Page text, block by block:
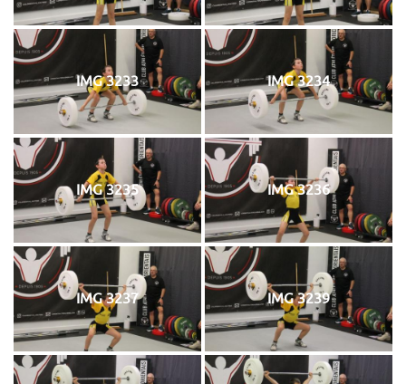
IMG 3233 IMG 3234
IMG 3235 IMG 3236
IMG 3237 IMG 3239